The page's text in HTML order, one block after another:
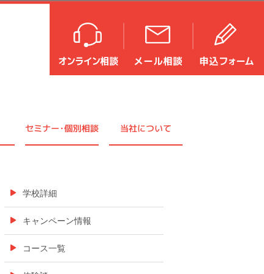
セミナー・個別相談 当社について
学校詳細
キャンペーン情報
コース一覧